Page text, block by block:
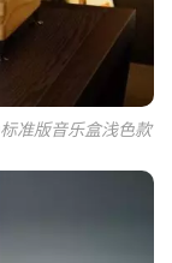
准版音乐盒浅色款